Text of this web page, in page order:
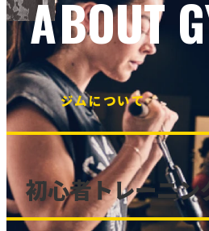
ABOUT
ジムについて
初心者トレーニン